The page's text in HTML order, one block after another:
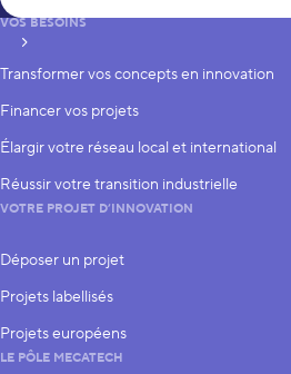
S’inscrire
VOS BESOINS
Transformer vos concepts en innovation
Financer vos projets
Élargir votre réseau local et international
Réussir votre transition industrielle
VOTRE PROJET D’INNOVATION
Déposer un projet
Projets labellisés
Projets européens
LE PÔLE MECATECH